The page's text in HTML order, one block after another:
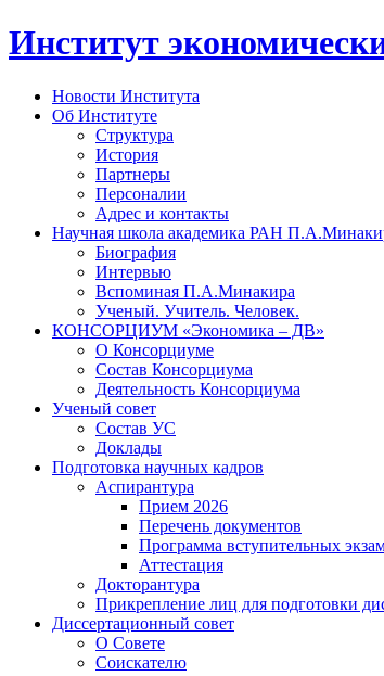
Институт
Новости Института
Об Институте
Структура
История
Партнеры
Персоналии
Адрес и контакты
Научная школа академика РАН
Биография
Интервью
Вспоминая П.А.Минакира
Ученый. Учитель. Человек.
КОНСОРЦИУМ «Экономика – ДВ»
О Консорциуме
Состав Консорциума
Деятельность Консорциума
Ученый совет
Состав УС
Доклады
Подготовка научных кадров
Аспирантура
Прием 2026
Перечень документов
Программа вступительных
Аттестация
Докторантура
Прикрепление лиц для подготовки
Диссертационный совет
О Совете
Соискателю